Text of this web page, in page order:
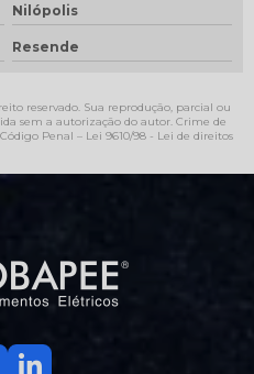
Nilópolis
Resende
reservado. Sua reprodução, parcial ou
sem a autorização do autor. Crime de
Penal – Lei 9610/98 - Lei de direitos